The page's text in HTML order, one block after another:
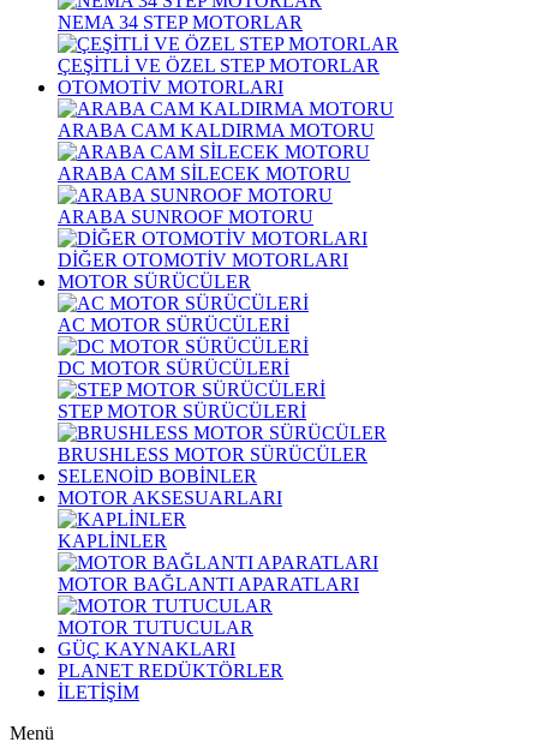
NEMA 34 STEP MOTORLAR
ÇEŞİTLİ VE ÖZEL STEP MOTORLAR
OTOMOTİV MOTORLARI
ARABA CAM KALDIRMA MOTORU
ARABA CAM SİLECEK MOTORU
ARABA SUNROOF MOTORU
DİĞER OTOMOTİV MOTORLARI
MOTOR SÜRÜCÜLER
AC MOTOR SÜRÜCÜLERİ
DC MOTOR SÜRÜCÜLERİ
STEP MOTOR SÜRÜCÜLERİ
BRUSHLESS MOTOR SÜRÜCÜLER
SELENOİD BOBİNLER
MOTOR AKSESUARLARI
KAPLİNLER
MOTOR BAĞLANTI APARATLARI
MOTOR TUTUCULAR
GÜÇ KAYNAKLARI
PLANET REDÜKTÖRLER
İLETİŞİM
Menü